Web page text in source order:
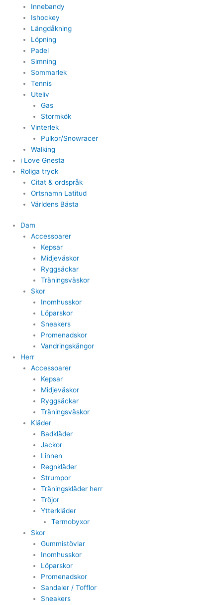
Innebandy
Ishockey
Längdåkning
Löpning
Padel
Simning
Sommarlek
Tennis
Uteliv
Gas
Stormkök
Vinterlek
Pulkor/Snowracer
Walking
i Love Gnesta
Roliga tryck
Citat & ordspråk
Ortsnamn Latitud
Världens Bästa
Dam
Accessoarer
Kepsar
Midjeväskor
Ryggsäckar
Träningsväskor
Skor
Inomhusskor
Löparskor
Sneakers
Promenadskor
Vandringskängor
Herr
Accessoarer
Kepsar
Midjeväskor
Ryggsäckar
Träningsväskor
Kläder
Badkläder
Jackor
Linnen
Regnkläder
Strumpor
Träningskläder herr
Tröjor
Ytterkläder
Termobyxor
Skor
Gummistövlar
Inomhusskor
Löparskor
Promenadskor
Sandaler / Tofflor
Sneakers